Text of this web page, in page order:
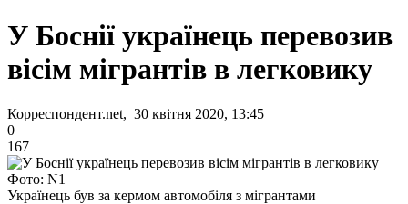
У Боснії українець перевозив
вісім мігрантів в легковику
Корреспондент.net, 30 квітня 2020, 13:45
0
167
Фото: N1
Українець був за кермом автомобіля з мігрантами